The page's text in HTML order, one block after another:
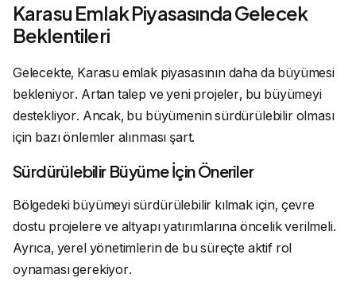
Karasu Emlak Piyasasında Gelecek
Beklentileri
Gelecekte, Karasu emlak piyasasının daha da büyümesi
bekleniyor. Artan talep ve yeni projeler, bu büyümeyi
destekliyor. Ancak, bu büyümenin sürdürülebilir olması
için bazı önlemler alınması şart.
Sürdürülebilir Büyüme İçin Öneriler
Bölgedeki büyümeyi sürdürülebilir kılmak için, çevre
dostu projelere ve altyapı yatırımlarına öncelik verilmeli.
Ayrıca, yerel yönetimlerin de bu süreçte aktif rol
oynaması gerekiyor.